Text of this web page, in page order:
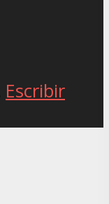
Escribir